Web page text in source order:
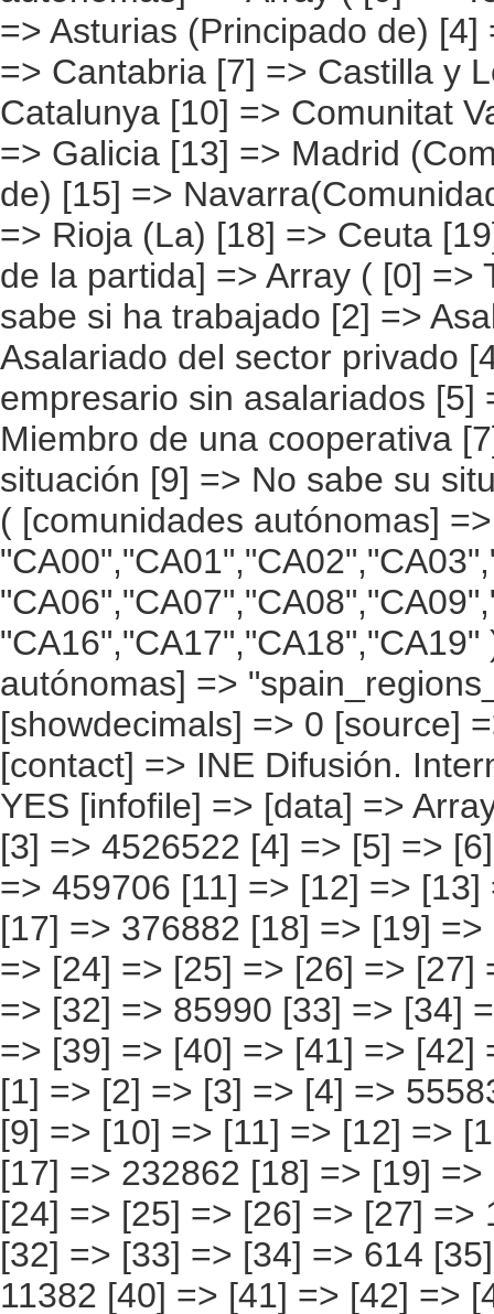
8] => [19] => [20] => [21] => 120385 [22] => [23] => [24] => [25] => [26] => [27] => 8996 [28] => [29] => [30] => [31] => [32] => 85990 [33] => [34] => [35] => [36] => [37] => 89014 [38] => [39] => [40] => [41] => [42] => [43] => 4367 ) [1] => Array ( [0] => [1] => [2] => [3] => [4] => 555831 [5] => [6] => [7] => [8] => 180272 [9] => [10] => [11] => [12] => [13] => 68160 [14] => [15] => [16] => [17] => 232862 [18] => [19] => [20] => [21] => [22] => 43815 [23] => [24] => [25] => [26] => [27] => 14576 [28] => [29] => [30] => [31] => [32] => [33] => [34] => 614 [35] => [36] => [37] => [38] => [39] => 11382 [40] => [41] => [42] => [43] => [44] => [45] => 2355 [46] => [47] => [48] => [49] => [50] => [51] => 1794 ) [2] => Array ( [0] => [1] => [2] => [3] => [4] =>